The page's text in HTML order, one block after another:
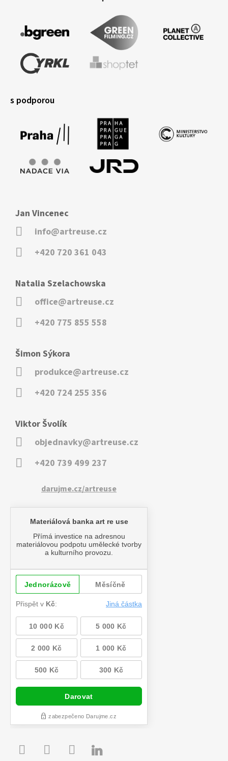
s podporou
Jan Vincenec
info@artreuse.cz
+420 720 361 043
Natalia Szelachowska
office@artreuse.cz
+420 775 855 558
Šimon Sýkora
produkce@artreuse.cz
+420 724 255 356
Viktor Švolík
objednavky@artreuse.cz
+420 739 499 237
darujme.cz/artreuse
